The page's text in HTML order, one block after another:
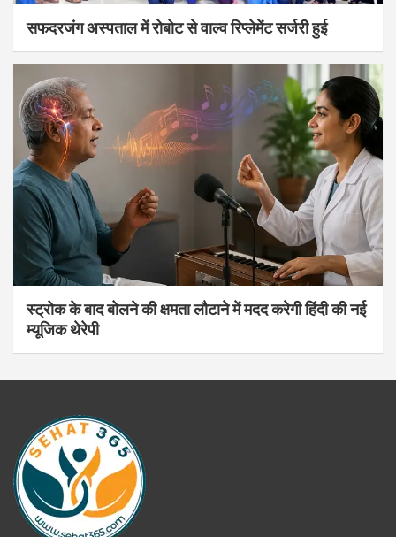
सफदरजंग अस्पताल में रोबोट से वाल्व रिप्लेमेंट सर्जरी हुई
स्ट्रोक के बाद बोलने की क्षमता लौटाने में मदद करेगी हिंदी की नई
म्यूजिक थेरेपी